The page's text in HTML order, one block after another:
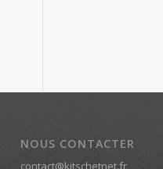
NOUS CONTACTER
contact@kitschetnet.fr